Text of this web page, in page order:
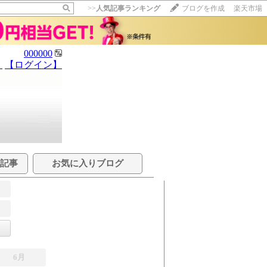
>> 人気記事ランキング ブログを作成 楽天市場
000000
【ログイン】
事 お気に入りブログ
6月